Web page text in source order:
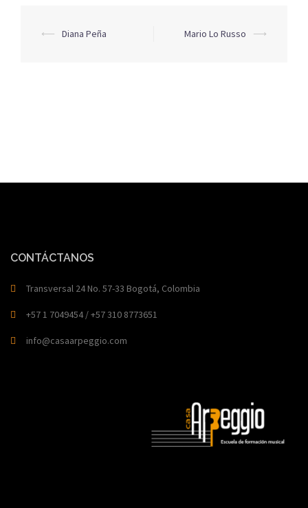
Navegación
⟵ Diana Peña Mario Lo Russo ⟶
CONTÁCTANOS
Transversal 24 No. 57-33 Bogotá, Colombia
+57 1 7049454 / +57 310 8773651
info@casaarpeggio.com